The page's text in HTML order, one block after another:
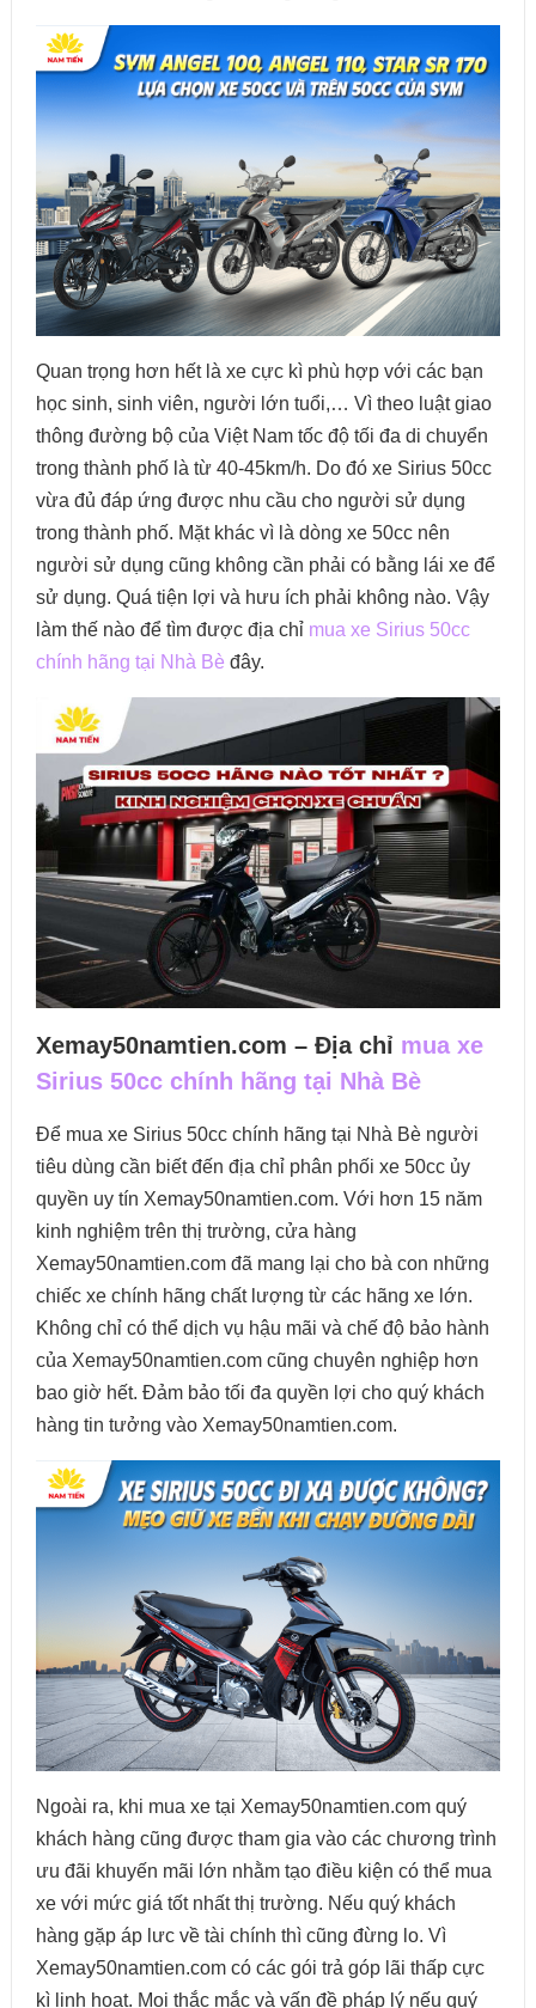
Quan trọng hơn hết là xe cực kì phù hợp với các bạn
học sinh, sinh viên, người lớn tuổi,… Vì theo luật giao
thông đường bộ của Việt Nam tốc độ tối đa di chuyển
trong thành phố là từ 40-45km/h. Do đó xe Sirius 50cc
vừa đủ đáp ứng được nhu cầu cho người sử dụng
trong thành phố. Mặt khác vì là dòng xe 50cc nên
người sử dụng cũng không cần phải có bằng lái xe để
sử dụng. Quá tiện lợi và hưu ích phải không nào. Vậy
làm thế nào để tìm được địa chỉ mua xe Sirius 50cc
chính hãng tại Nhà Bè đây.
Xemay50namtien.com – Địa chỉ mua xe
Sirius 50cc chính hãng tại Nhà Bè
Để mua xe Sirius 50cc chính hãng tại Nhà Bè người
tiêu dùng cần biết đến địa chỉ phân phối xe 50cc ủy
quyền uy tín Xemay50namtien.com. Với hơn 15 năm
kinh nghiệm trên thị trường, cửa hàng
Xemay50namtien.com đã mang lại cho bà con những
chiếc xe chính hãng chất lượng từ các hãng xe lớn.
Không chỉ có thể dịch vụ hậu mãi và chế độ bảo hành
của Xemay50namtien.com cũng chuyên nghiệp hơn
bao giờ hết. Đảm bảo tối đa quyền lợi cho quý khách
hàng tin tưởng vào Xemay50namtien.com.
Ngoài ra, khi mua xe tại Xemay50namtien.com quý
khách hàng cũng được tham gia vào các chương trình
ưu đãi khuyến mãi lớn nhằm tạo điều kiện có thể mua
xe với mức giá tốt nhất thị trường. Nếu quý khách
hàng gặp áp lưc về tài chính thì cũng đừng lo. Vì
Xemay50namtien.com có các gói trả góp lãi thấp cực
kì linh hoạt. Mọi thắc mắc và vấn đề pháp lý nếu quý